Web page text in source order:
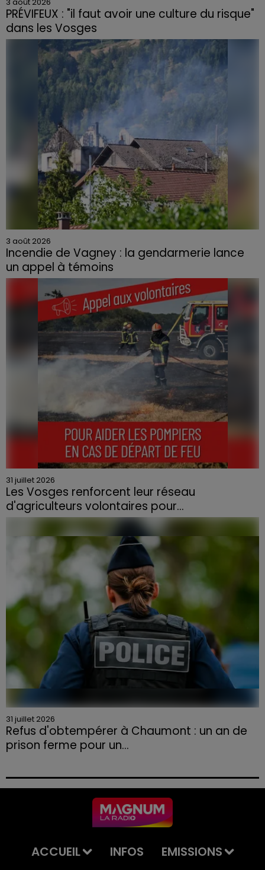
3 août 2026
PRÉVIFEUX : "il faut avoir une culture du risque"
dans les Vosges
3 août 2026
Incendie de Vagney : la gendarmerie lance
un appel à témoins
Le feu, parti d'une haie avant de se propager au
quartier résidentiel, avait détruit deux habitations et
contraint à l'évacuation d'une centaine de personnes.
31 juillet 2026
Les Vosges renforcent leur réseau
d'agriculteurs volontaires pour...
Face à la sécheresse et aux risques de départs de feu,
la Chambre d'agriculture des Vosges a lancé un appel
aux agriculteurs volontaires pour venir en aide...
31 juillet 2026
Refus d'obtempérer à Chaumont : un an de
prison ferme pour un...
permis et la confiscation de son véhicule.
ACCUEIL INFOS EMISSIONS